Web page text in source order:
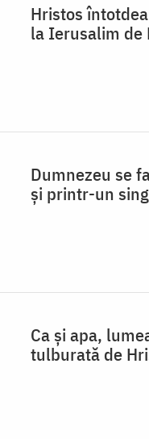
Hristos
la Ierusalim de
Dumnezeu se
și printr-un
Ca și apa,
tulburată de